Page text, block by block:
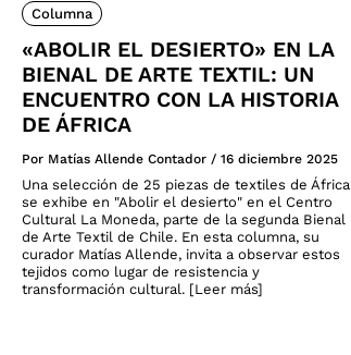
Columna
«ABOLIR EL DESIERTO» EN LA
BIENAL DE ARTE TEXTIL: UN
ENCUENTRO CON LA HISTORIA
DE ÁFRICA
Por Matías Allende Contador / 16 diciembre 2025
Una selección de 25 piezas de textiles de África
se exhibe en "Abolir el desierto" en el Centro
Cultural La Moneda, parte de la segunda Bienal
de Arte Textil de Chile. En esta columna, su
curador Matías Allende, invita a observar estos
tejidos como lugar de resistencia y
transformación cultural. [Leer más]